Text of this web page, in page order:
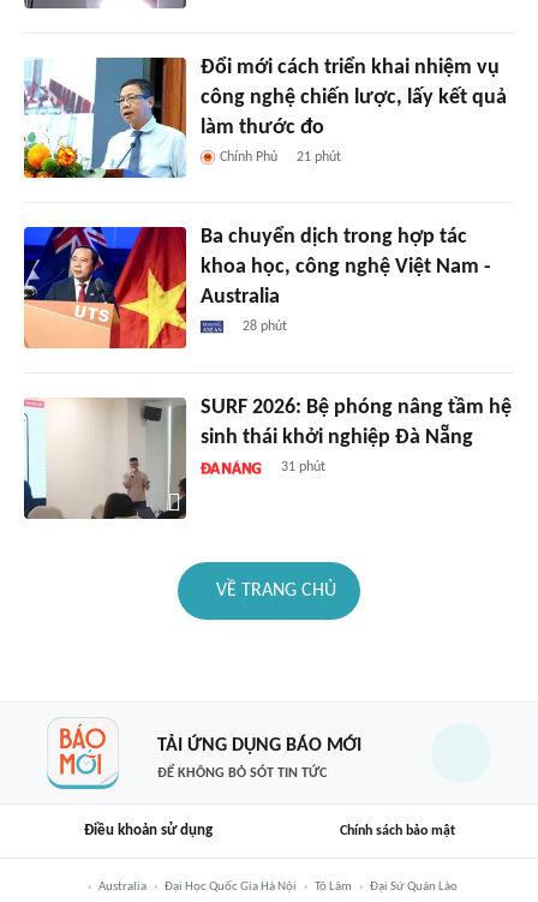
Đổi mới cách triển khai nhiệm vụ
công nghệ chiến lược, lấy kết quả
làm thước đo
Chính Phủ 21 phút
Ba chuyển dịch trong hợp tác
khoa học, công nghệ Việt Nam -
Australia
28 phút
SURF 2026: Bệ phóng nâng tầm hệ
sinh thái khởi nghiệp Đà Nẵng
31 phút
VỀ TRANG CHỦ
TẢI ỨNG DỤNG BÁO MỚI
ĐỂ KHÔNG BỎ SÓT TIN TỨC
Điều khoản sử dụng Chính sách bảo mật
Australia Đại Học Quốc Gia Hà Nội Tô Lâm Đại Sứ Quán Lào